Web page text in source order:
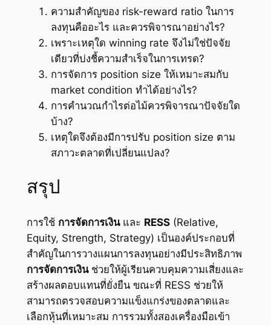
ความสำคัญของ risk-reward ratio ในการ
ลงทุนคืออะไร และควรพิจารณาอย่างไร?
เพราะเหตุใด winning rate จึงไม่ใช่ปัจจัย
เดียวที่บ่งชี้ความสำเร็จในการเทรด?
การจัดการ position size ให้เหมาะสมกับ
market condition ทำได้อย่างไร?
การคำนวณกำไรต่อไม้ควรพิจารณาปัจจัยใด
บ้าง?
เหตุใดจึงต้องมีการปรับ position size ตาม
สภาวะตลาดที่เปลี่ยนแปลง?
สรุป
การใช้ การจัดการเงินและ RESS(Relative,
Equity, Strength, Strategy) เป็นองค์ประกอบที่
สำคัญในการวางแผนการลงทุนอย่างมีประสิทธิภาพ
การจัดการเงินช่วยให้ผู้เรียนควบคุมความเสี่ยงและ
สร้างผลตอบแทนที่ยั่งยืน ขณะที่ RESS ช่วยให้
สามารถตรวจสอบความแข็งแกร่งของตลาดและ
เลือกหุ้นที่เหมาะสม การรวมทั้งสองเครื่องมือเข้า